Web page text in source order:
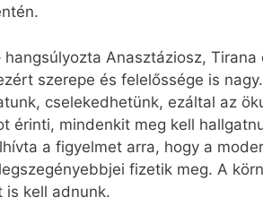
Anasztáziosz,
szerepe és felelőssége is
cselekedhetünk, ezáltal az
érinti, mindenkit meg kell
a figyelmet arra, hogy a
fizetik meg. A
is kell adnunk.